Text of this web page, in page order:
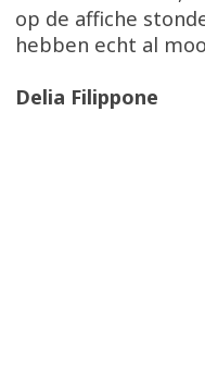
op de affiche
hebben echt al
Delia Filippone